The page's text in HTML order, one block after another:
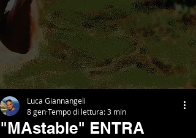
"MAstable" ENTRA
Luca Giannangeli
8 genTempo di lettura: 3 min